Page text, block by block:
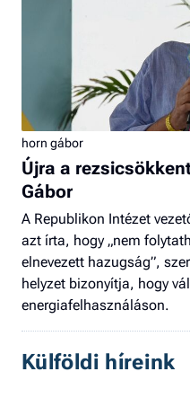
horn gábor
Újra a
Gábor
A Republikon Intézet
azt írta, hogy „nem
elnevezett hazugság”,
helyzet bizonyítja, hogy
energiafelhasználáson.
Külföldi híreink